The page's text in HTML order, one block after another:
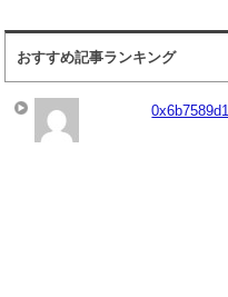
おすすめ記事ランキング
0x6b7589d1